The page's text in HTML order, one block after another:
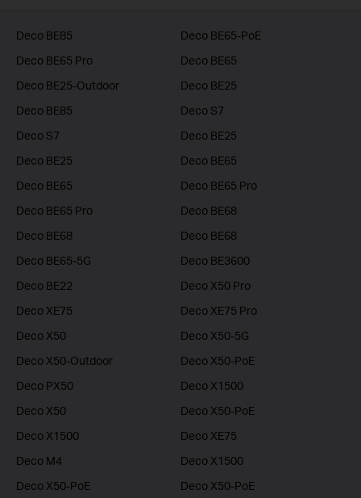
Deco BE85
Deco BE65-PoE
Deco BE65 Pro
Deco BE65
Deco BE25-Outdoor
Deco BE25
Deco BE85
Deco S7
Deco S7
Deco BE25
Deco BE25
Deco BE65
Deco BE65
Deco BE65 Pro
Deco BE65 Pro
Deco BE68
Deco BE68
Deco BE68
Deco BE65-5G
Deco BE3600
Deco BE22
Deco X50 Pro
Deco XE75
Deco XE75 Pro
Deco X50
Deco X50-5G
Deco X50-Outdoor
Deco X50-PoE
Deco PX50
Deco X1500
Deco X50
Deco X50-PoE
Deco X1500
Deco XE75
Deco M4
Deco X1500
Deco X50-PoE
Deco X50-PoE